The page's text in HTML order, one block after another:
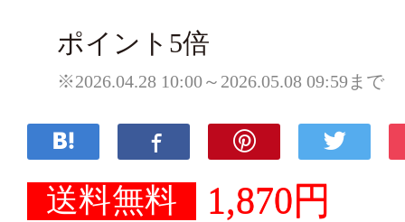
ポイント5倍
※2026.04.28 10:00～2026.05.08 09:59まで
送料無料 1,870円